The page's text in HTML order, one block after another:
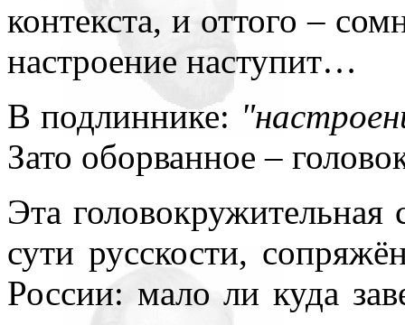
контекста, и оттого –
настроение наступит…
В подлиннике:
Зато оборванное –
Эта головокружительная
сути русскости,
России: мало ли куда